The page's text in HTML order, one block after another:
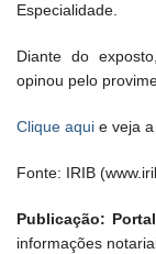
Especialidade.
Diante do
opinou pelo
Clique aqui e veja
Fonte: IRIB
Publicação:
informações